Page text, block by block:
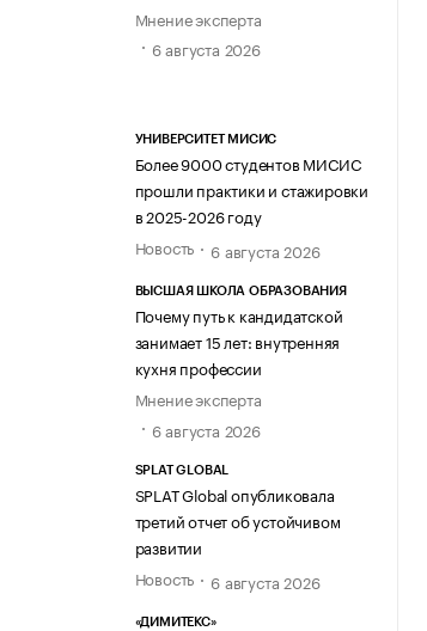
Мнение эксперта
6 августа 2026
УНИВЕРСИТЕТ МИСИС
Более 9000 студентов МИСИС
прошли практики и стажировки
в 2025-2026 году
Новость
6 августа 2026
ВЫСШАЯ ШКОЛА ОБРАЗОВАНИЯ
Почему путь к кандидатской
занимает 15 лет: внутренняя
кухня профессии
Мнение эксперта
6 августа 2026
SPLAT GLOBAL
SPLAT Global опубликовала
третий отчет об устойчивом
развитии
Новость
6 августа 2026
«ДИМИТЕКС»